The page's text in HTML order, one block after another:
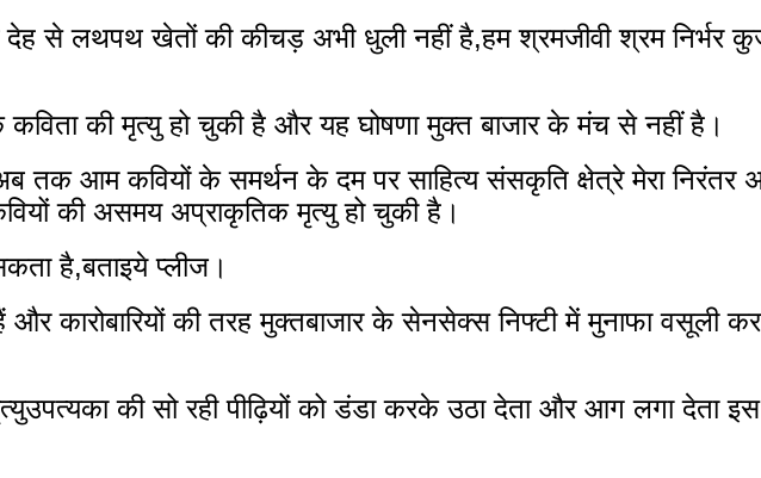
की मृत्यु हो चुकी है और यह घोषणा मुक्त बाजार के मंच से नहीं है।
आम कवियों के समर्थन के दम पर साहित्य संसकृति क्षेत्रे मेरा निरंतर
की असमय अप्राकृतिक मृत्यु हो चुकी है।
है,बताइये प्लीज।
और कारोबारियों की तरह मुक्तबाजार के सेनसेक्स निफ्टी में मुनाफा वसूली
की सो रही पीढ़ियों को डंडा करके उठा देता और आग लगा देता इस